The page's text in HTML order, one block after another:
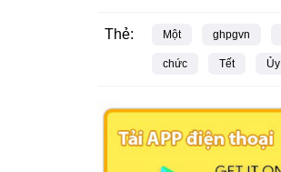
Thẻ: Một ghpgvn
chức Tết Ủy